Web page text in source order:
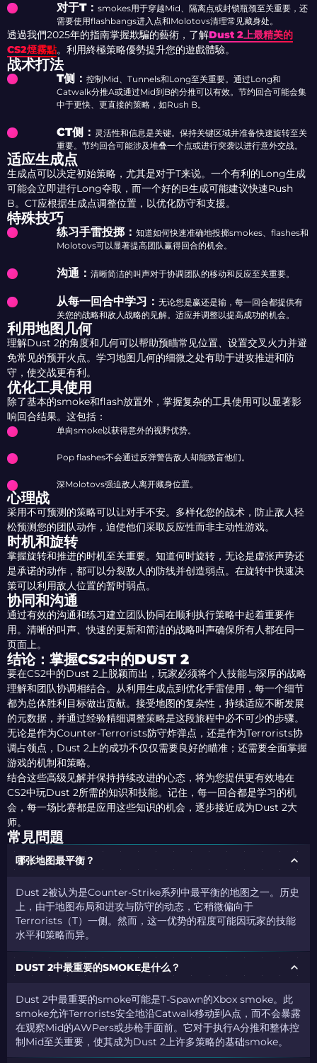
对于T： smokes用于穿越Mid、隔离点或封锁瓶颈至关重要，还
需要使用flashbangs进入点和Molotovs清理常见藏身处。
透過我們2025年的指南掌握欺騙的藝術，了解Dust 2上最精美的
CS2煙霧點。利用終極策略優勢提升您的遊戲體驗。
战术打法
T侧： 控制Mid、Tunnels和Long至关重要。通过Long和
Catwalk分推A或通过Mid到B的分推可以有效。节约回合可能会集
中于更快、更直接的策略，如Rush B。
CT侧： 灵活性和信息是关键。保持关键区域并准备快速旋转至关
重要。节约回合可能涉及堆叠一个点或进行突袭以进行意外交战。
适应生成点
生成点可以决定初始策略，尤其是对于T来说。一个有利的Long生成
可能会立即进行Long夺取，而一个好的B生成可能建议快速Rush
B。CT应根据生成点调整位置，以优化防守和支援。
特殊技巧
练习手雷投掷： 知道如何快速准确地投掷smokes、flashes和
Molotovs可以显著提高团队赢得回合的机会。
沟通： 清晰简洁的叫声对于协调团队的移动和反应至关重要。
从每一回合中学习： 无论您是赢还是输，每一回合都提供有
关您的战略和敌人战略的见解。适应并调整以提高成功的机会。
利用地图几何
理解Dust 2的角度和几何可以帮助预瞄常见位置、设置交叉火力并避
免常见的预开火点。学习地图几何的细微之处有助于进攻推进和防
守，使交战更有利。
优化工具使用
除了基本的smoke和flash放置外，掌握复杂的工具使用可以显著影
响回合结果。这包括：
单向smoke以获得意外的视野优势。
Pop flashes不会通过反弹警告敌人却能致盲他们。
深Molotovs强迫敌人离开藏身位置。
心理战
采用不可预测的策略可以让对手不安。多样化您的战术，防止敌人轻
松预测您的团队动作，迫使他们采取反应性而非主动性游戏。
时机和旋转
掌握旋转和推进的时机至关重要。知道何时旋转，无论是虚张声势还
是承诺的动作，都可以分裂敌人的防线并创造弱点。在旋转中快速决
策可以利用敌人位置的暂时弱点。
协同和沟通
通过有效的沟通和练习建立团队协同在顺利执行策略中起着重要作
用。清晰的叫声、快速的更新和简洁的战略叫声确保所有人都在同一
页面上。
结论：掌握CS2中的DUST 2
要在CS2中的Dust 2上脱颖而出，玩家必须将个人技能与深厚的战略
理解和团队协调相结合。从利用生成点到优化手雷使用，每一个细节
都为总体胜利目标做出贡献。接受地图的复杂性，持续适应不断发展
的元数据，并通过经验精细调整策略是这段旅程中必不可少的步骤。
无论是作为Counter-Terrorists防守炸弹点，还是作为Terrorists协
调占领点，Dust 2上的成功不仅仅需要良好的瞄准；还需要全面掌握
游戏的机制和策略。
结合这些高级见解并保持持续改进的心态，将为您提供更有效地在
CS2中玩Dust 2所需的知识和技能。记住，每一回合都是学习的机
会，每一场比赛都是应用这些知识的机会，逐步接近成为Dust 2大
师。
常見問題
哪张地图最平衡？
Dust 2被认为是Counter-Strike系列中最平衡的地图之一。历史
上，由于地图布局和进攻与防守的动态，它稍微偏向于
Terrorists（T）一侧。然而，这一优势的程度可能因玩家的技能
水平和策略而异。
DUST 2中最重要的SMOKE是什么？
Dust 2中最重要的smoke可能是T-Spawn的Xbox smoke。此
smoke允许Terrorists安全地沿Catwalk移动到A点，而不会暴露
在观察Mid的AWPers或步枪手面前。它对于执行A分推和整体控
制Mid至关重要，使其成为Dust 2上许多策略的基础smoke。